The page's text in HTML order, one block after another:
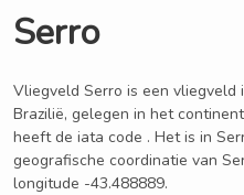
Serro
Vliegveld Serro is een vliegveld
Brazilië, gelegen in het
heeft de iata code . Het is in
geografische coordinatie van
longitude -43.488889.